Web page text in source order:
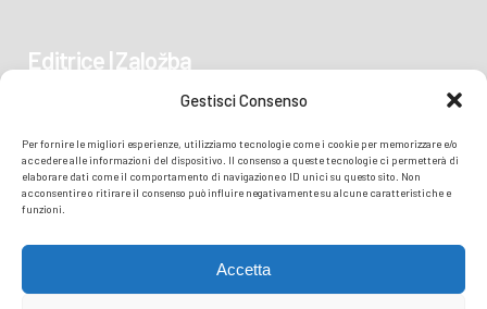
Gestisci Consenso
Per fornire le migliori esperienze, utilizziamo tecnologie come i cookie per memorizzare e/o
accedere alle informazioni del dispositivo. Il consenso a queste tecnologie ci permetterà di
elaborare dati come il comportamento di navigazione o ID unici su questo sito. Non
acconsentire o ritirare il consenso può influire negativamente su alcune caratteristiche e
funzioni.
Accetta
Editrice | Založba
34170 GORIZIA/GORICA